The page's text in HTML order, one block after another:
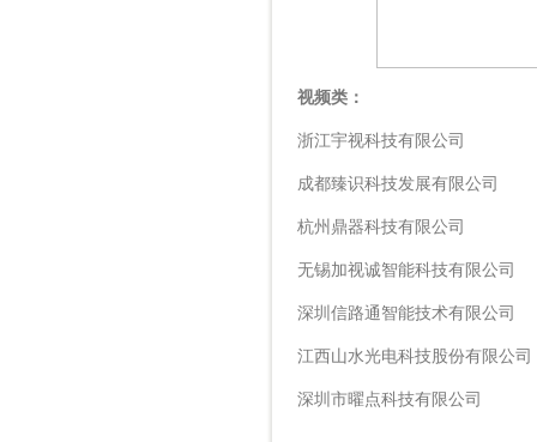
视频类：
浙江宇视科技有限公司
成都臻识科技发展有限公司
杭州鼎器科技有限公司
无锡加视诚智能科技有限公司
深圳信路通智能技术有限公司
江西山水光电科技股份有限公司
深圳市曜点科技有限公司